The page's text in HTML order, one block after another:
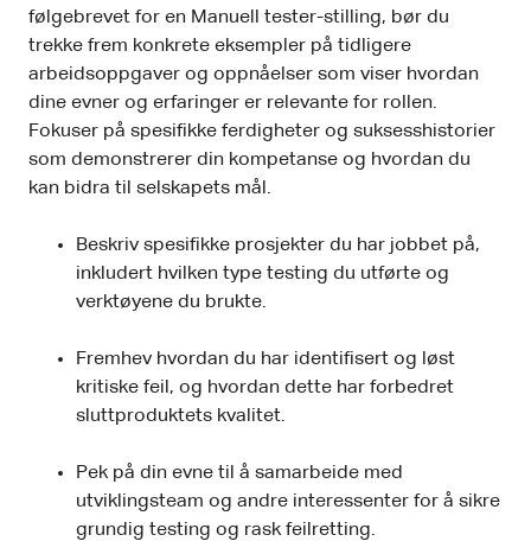
følgebrevet for en Manuell tester-stilling, bør du
trekke frem konkrete eksempler på tidligere
arbeidsoppgaver og oppnåelser som viser hvordan
dine evner og erfaringer er relevante for rollen.
Fokuser på spesifikke ferdigheter og suksesshistorier
som demonstrerer din kompetanse og hvordan du
kan bidra til selskapets mål.
Beskriv spesifikke prosjekter du har jobbet på,
inkludert hvilken type testing du utførte og
verktøyene du brukte.
Fremhev hvordan du har identifisert og løst
kritiske feil, og hvordan dette har forbedret
sluttproduktets kvalitet.
Pek på din evne til å samarbeide med
utviklingsteam og andre interessenter for å sikre
grundig testing og rask feilretting.